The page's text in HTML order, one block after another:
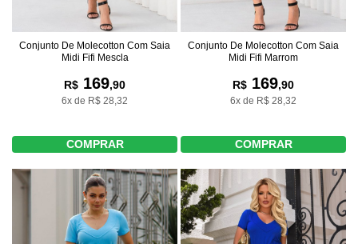
Conjunto De Molecotton Com Saia
Midi Fifi Mescla
R$ 169,90
6x de R$ 28,32
COMPRAR
Conjunto De Molecotton Com Saia
Midi Fifi Marrom
R$ 169,90
6x de R$ 28,32
COMPRAR